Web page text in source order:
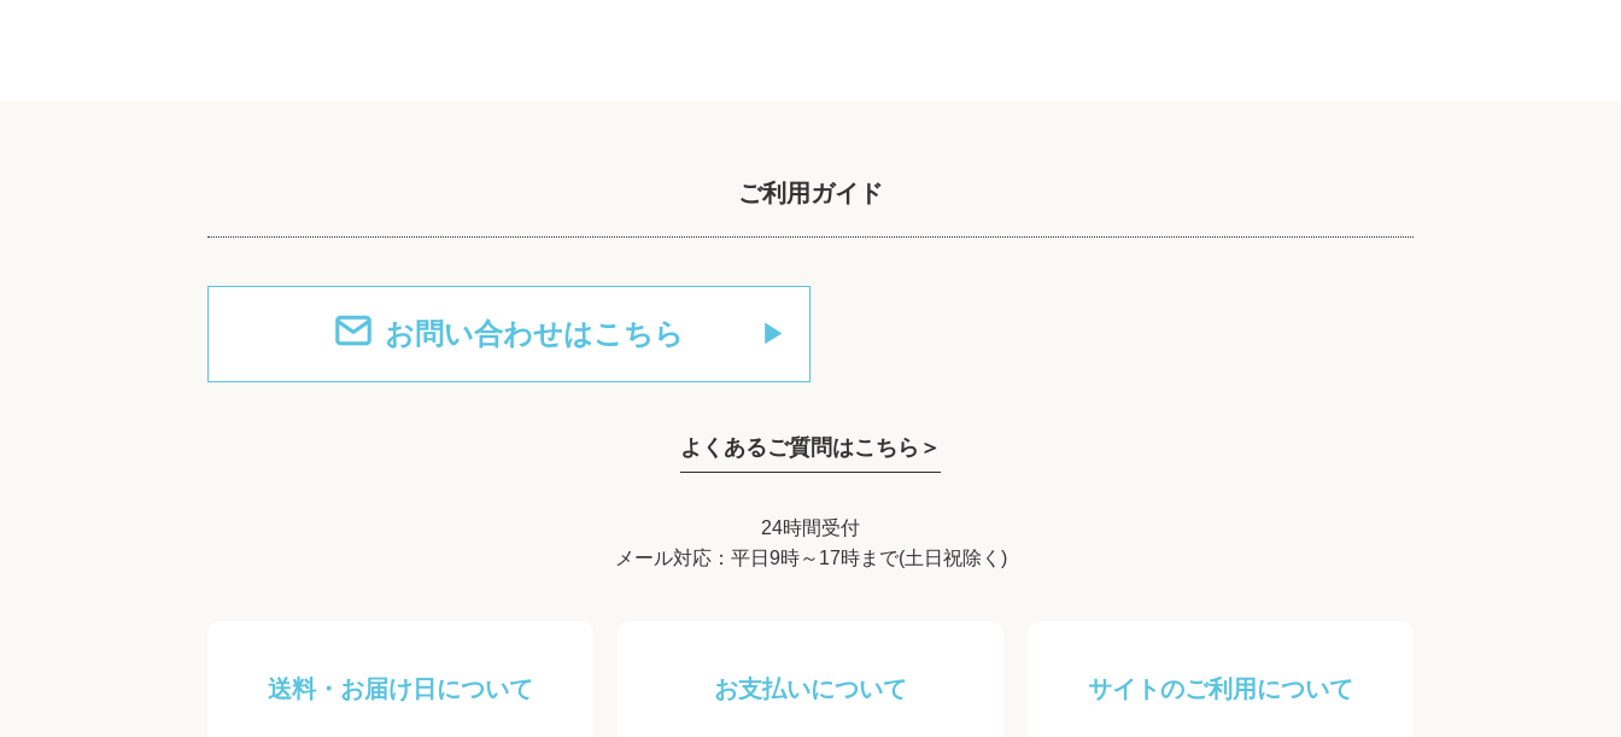
ご利用ガイド
お問い合わせはこちら
よくあるご質問はこちら＞
24時間受付
メール対応：平日9時～17時まで(土日祝除く)
送料・お届け日について お支払いについて サイトのご利用について